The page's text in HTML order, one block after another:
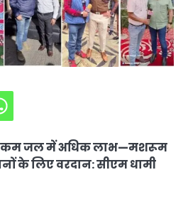
जल में अधिक लाभ—मशरूम
के लिए वरदान: सीएम धामी